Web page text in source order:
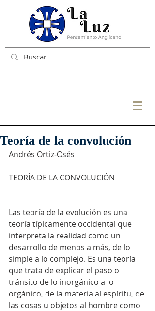
Teoría de la convolución
Andrés Ortiz-Osés
TEORÍA DE LA CONVOLUCIÓN
Las teoría de la evolución es una
teoría típicamente occidental que
interpreta la realidad como un
desarrollo de menos a más, de lo
simple a lo complejo. Es una teoría
que trata de explicar el paso o
tránsito de lo inorgánico a lo
orgánico, de la materia al espíritu, de
las cosas u objetos al hombre como